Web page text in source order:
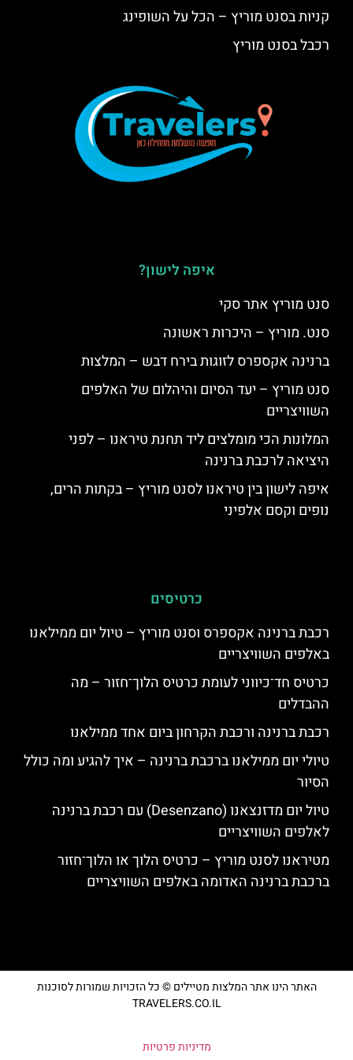
קניות בסנט מוריץ – הכל על השופינג
רכבל בסנט מוריץ
איפה לישון?
סנט מוריץ אתר סקי
סנט. מוריץ – היכרות ראשונה
ברנינה אקספרס לזוגות בירח דבש – המלצות
סנט מוריץ – יעד הסיום והיהלום של האלפים
השוויצריים
המלונות הכי מומלצים ליד תחנת טיראנו – לפני
היציאה לרכבת ברנינה
איפה לישון בין טיראנו לסנט מוריץ – בקתות הרים,
נופים וקסם אלפיני
כרטיסים
רכבת ברנינה אקספרס וסנט מוריץ – טיול יום ממילאנו
באלפים השוויצריים
כרטיס חד־כיווני לעומת כרטיס הלוך־חזור – מה
ההבדלים
רכבת ברנינה ורכבת הקרחון ביום אחד ממילאנו
טיולי יום ממילאנו ברכבת ברנינה – איך להגיע ומה כולל
הסיור
טיול יום מדזנצאנו (Desenzano) עם רכבת ברנינה
לאלפים השוויצריים
מטיראנו לסנט מוריץ – כרטיס הלוך או הלוך־חזור
ברכבת ברנינה האדומה באלפים השוויצריים
האתר הינו אתר המלצות מטיילים © כל הזכויות שמורות לסוכנות
TRAVELERS.CO.IL
מדיניות פרטיות